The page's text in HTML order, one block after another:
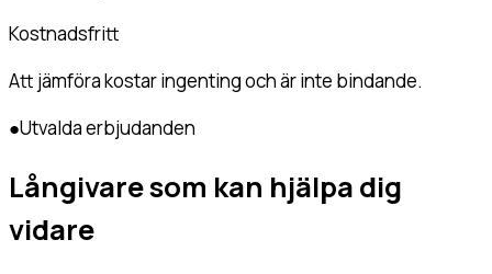
Kostnadsfritt
Att jämföra kostar ingenting och är inte bindande.
●Utvalda erbjudanden
Långivare som kan hjälpa dig
vidare